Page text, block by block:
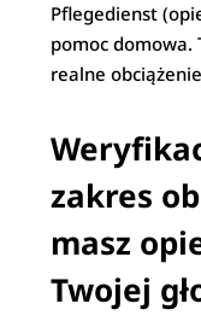
Pflegedienst
pomoc domowa.
realne
zakres
masz
Twojej